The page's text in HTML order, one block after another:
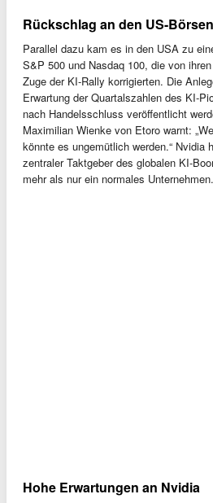
Rückschlag an den US-Börsen
Parallel dazu kam es in den USA zu
S&P 500 und Nasdaq 100, die von
Zuge der KI-Rally korrigierten. Die
Erwartung der Quartalszahlen des KI-
nach Handelsschluss veröffentlicht
Maximilian Wienke von Etoro warnt:
könnte es ungemütlich werden.“ Nvidia
zentraler Taktgeber des globalen KI-
mehr als nur ein normales Unternehmen.
Hohe Erwartungen an Nvidia